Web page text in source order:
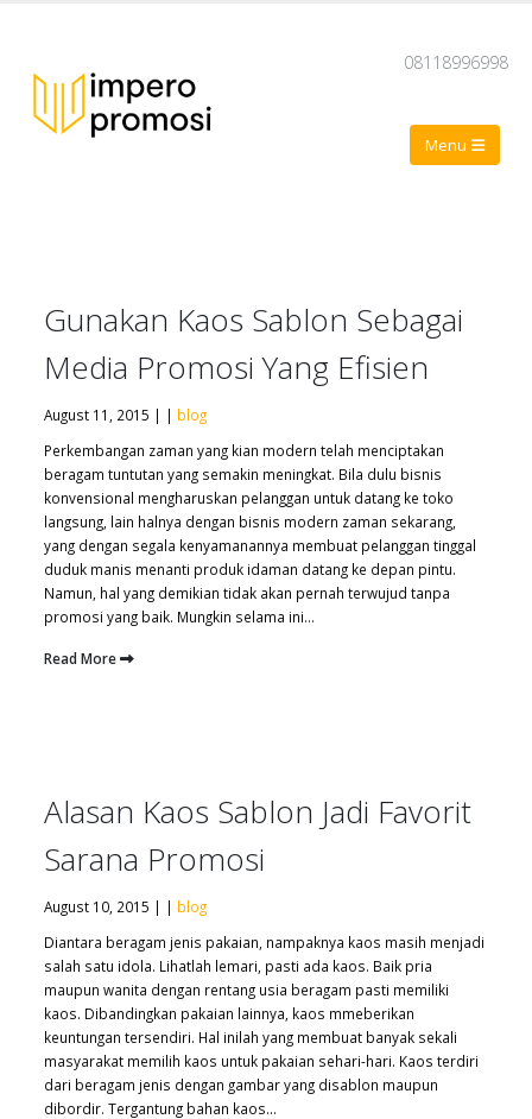
08118996998
Gunakan Kaos Sablon Sebagai
Media Promosi Yang Efisien
August 11, 2015 | | blog
Perkembangan zaman yang kian modern telah menciptakan
beragam tuntutan yang semakin meningkat. Bila dulu bisnis
konvensional mengharuskan pelanggan untuk datang ke toko
langsung, lain halnya dengan bisnis modern zaman sekarang,
yang dengan segala kenyamanannya membuat pelanggan tinggal
duduk manis menanti produk idaman datang ke depan pintu.
Namun, hal yang demikian tidak akan pernah terwujud tanpa
promosi yang baik. Mungkin selama ini...
Read More
Alasan Kaos Sablon Jadi Favorit
Sarana Promosi
August 10, 2015 | | blog
Diantara beragam jenis pakaian, nampaknya kaos masih menjadi
salah satu idola. Lihatlah lemari, pasti ada kaos. Baik pria
maupun wanita dengan rentang usia beragam pasti memiliki
kaos. Dibandingkan pakaian lainnya, kaos mmeberikan
keuntungan tersendiri. Hal inilah yang membuat banyak sekali
masyarakat memilih kaos untuk pakaian sehari-hari. Kaos terdiri
dari beragam jenis dengan gambar yang disablon maupun
dibordir. Tergantung bahan kaos...